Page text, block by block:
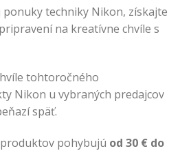
techniky Nikon, získajte
na kreatívne chvíle s
tohtoročného
Nikon u vybraných predajcov
späť.
pohybujú od 30 € do